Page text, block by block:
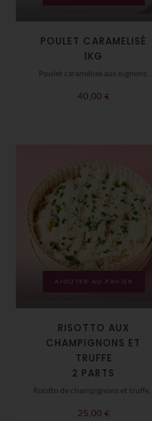
POULET CARAMELISÉ
1KG
Poulet caramélisé aux oignons.
40,00 €
AJOUTER AU PANIER
RISOTTO AUX
CHAMPIGNONS ET
TRUFFE
2 PARTS
Risotto de champignons et truffe.
25,00 €